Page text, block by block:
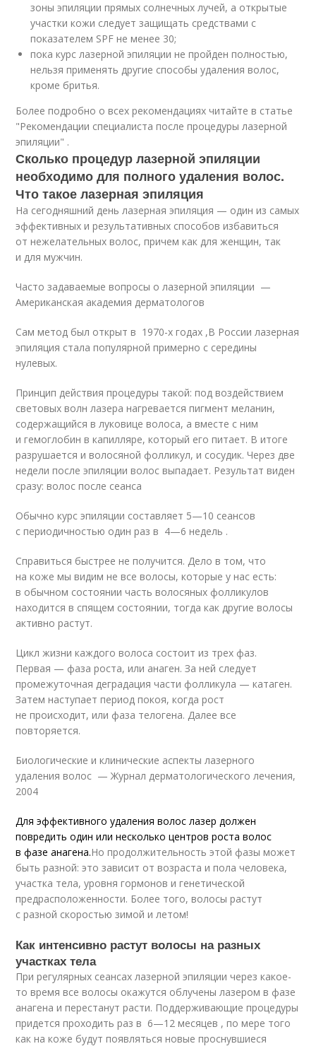
зоны эпиляции прямых солнечных лучей, а открытые
участки кожи следует защищать средствами с
показателем SPF не менее 30;
пока курс лазерной эпиляции не пройден полностью,
нельзя применять другие способы удаления волос,
кроме бритья.
Более подробно о всех рекомендациях читайте в статье
"Рекомендации специалиста после процедуры лазерной
эпиляции" .
Сколько процедур лазерной эпиляции
необходимо для полного удаления волос.
Что такое лазерная эпиляция
На сегодняшний день лазерная эпиляция — один из самых
эффективных и результативных способов избавиться
от нежелательных волос, причем как для женщин, так
и для мужчин.
Часто задаваемые вопросы о лазерной эпиляции —
Американская академия дерматологов
Сам метод был открыт в 1970-х годах ,В России лазерная
эпиляция стала популярной примерно с середины
нулевых.
Принцип действия процедуры такой: под воздействием
световых волн лазера нагревается пигмент меланин,
содержащийся в луковице волоса, а вместе с ним
и гемоглобин в капилляре, который его питает. В итоге
разрушается и волосяной фолликул, и сосудик. Через две
недели после эпиляции волос выпадает. Результат виден
сразу: волос после сеанса
Обычно курс эпиляции составляет 5—10 сеансов
с периодичностью один раз в 4—6 недель .
Справиться быстрее не получится. Дело в том, что
на коже мы видим не все волосы, которые у нас есть:
в обычном состоянии часть волосяных фолликулов
находится в спящем состоянии, тогда как другие волосы
активно растут.
Цикл жизни каждого волоса состоит из трех фаз.
Первая — фаза роста, или анаген. За ней следует
промежуточная деградация части фолликула — катаген.
Затем наступает период покоя, когда рост
не происходит, или фаза телогена. Далее все
повторяется.
Биологические и клинические аспекты лазерного
удаления волос — Журнал дерматологического лечения,
2004
Для эффективного удаления волос лазер должен
повредить один или несколько центров роста волос
в фазе анагена.Но продолжительность этой фазы может
быть разной: это зависит от возраста и пола человека,
участка тела, уровня гормонов и генетической
предрасположенности. Более того, волосы растут
с разной скоростью зимой и летом!
Как интенсивно растут волосы на разных
участках тела
При регулярных сеансах лазерной эпиляции через какое-
то время все волосы окажутся облучены лазером в фазе
анагена и перестанут расти. Поддерживающие процедуры
придется проходить раз в 6—12 месяцев , по мере того
как на коже будут появляться новые проснувшиеся